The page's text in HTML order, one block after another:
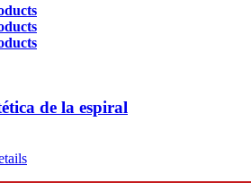
de la espiral